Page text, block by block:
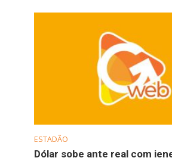
ESTADÃO
Dólar sobe ante real com